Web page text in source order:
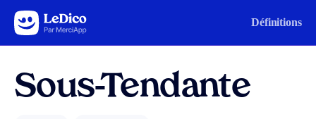
Aller au contenu Définitions
Sous-Tendante